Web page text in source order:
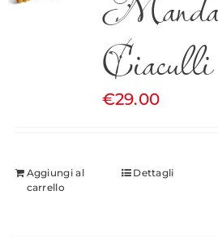
€29.00
Aggiungi al
carrello
Dettagli